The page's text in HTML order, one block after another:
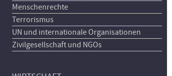
Menschenrechte
Terrorismus
UN und internationale Organisationen
Zivilgesellschaft und NGOs